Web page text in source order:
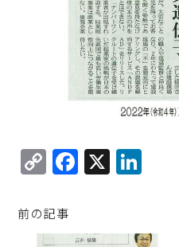
C
o
p
y
F
a
e
X
e
前の記事